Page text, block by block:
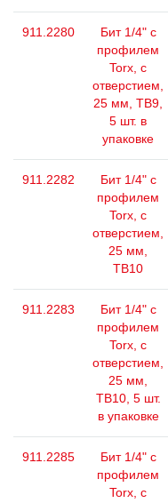
911.2280
Бит 1/4" с
профилем
Torx, с
отверстием,
25 мм, ТВ9,
5 шт. в
упаковке
911.2282
Бит 1/4" с
профилем
Torx, с
отверстием,
25 мм,
ТВ10
911.2283
Бит 1/4" с
профилем
Torx, с
отверстием,
25 мм,
ТВ10, 5 шт.
в упаковке
911.2285
Бит 1/4" с
профилем
Torx, с